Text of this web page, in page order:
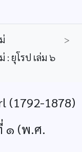
>
: ยุโรป เล่ม ๖
(1792-1878)
๑ (พ.ศ.